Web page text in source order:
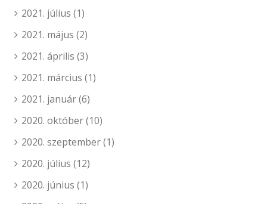
2021. július (1)
2021. május (2)
2021. április (3)
2021. március (1)
2021. január(6)
2020. október(10)
2020. szeptember(1)
2020. július (12)
2020. június (1)